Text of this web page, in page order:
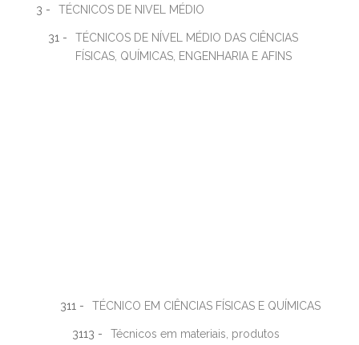
3 - TÉCNICOS DE NIVEL MÉDIO
31 -
TÉCNICOS DE NÍVEL MÉDIO DAS CIÊNCIAS
FÍSICAS, QUÍMICAS, ENGENHARIA E AFINS
311 - TÉCNICO EM CIÊNCIAS FÍSICAS E QUÍMICAS
3113 -
Técnicos em materiais, produtos